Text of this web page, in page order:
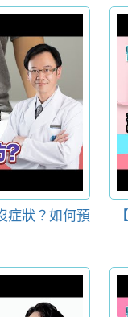
症狀？如何預